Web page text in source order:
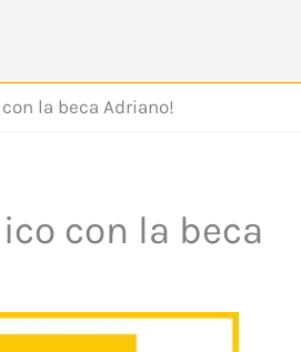
la beca Adriano!
con la beca